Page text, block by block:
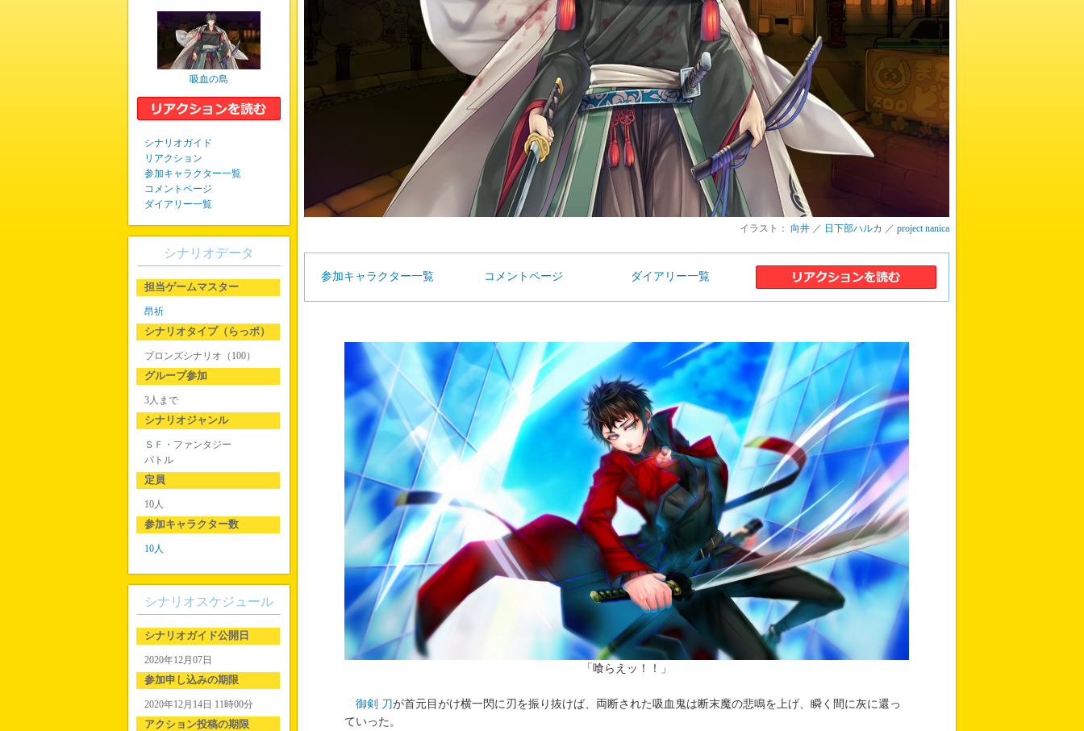
イラスト： 向井 ／ 日下部ハルカ ／ project nanica
参加キャラクター一覧 コメントページ ダイアリー一覧
「喰らえッ！！」
御剣 刀が首元目がけ横一閃に刃を振り抜けば、両断された吸血鬼は断末魔の悲鳴を上げ、瞬く間に灰に還っ
ていった。
吸血の島
シナリオガイド
リアクション
参加キャラクター一覧
コメントページ
ダイアリー一覧
シナリオデータ
担当ゲームマスター
昂祈
シナリオタイプ（らっポ）
ブロンズシナリオ（100）
グループ参加
3人まで
シナリオジャンル
ＳＦ・ファンタジー
バトル
定員
10人
参加キャラクター数
10人
シナリオスケジュール
シナリオガイド公開日
2020年12月07日
参加申し込みの期限
2020年12月14日 11時00分
アクション投稿の期限